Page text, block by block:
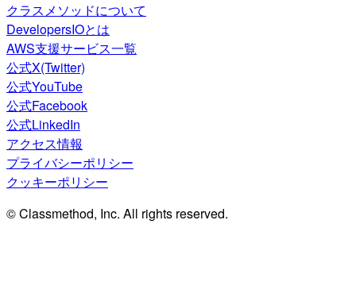
クラスメソッドについて
DevelopersIOとは
AWS支援サービス一覧
公式X(Twitter)
公式YouTube
公式Facebook
公式LinkedIn
アクセス情報
プライバシーポリシー
クッキーポリシー
© Classmethod, Inc. All rights reserved.